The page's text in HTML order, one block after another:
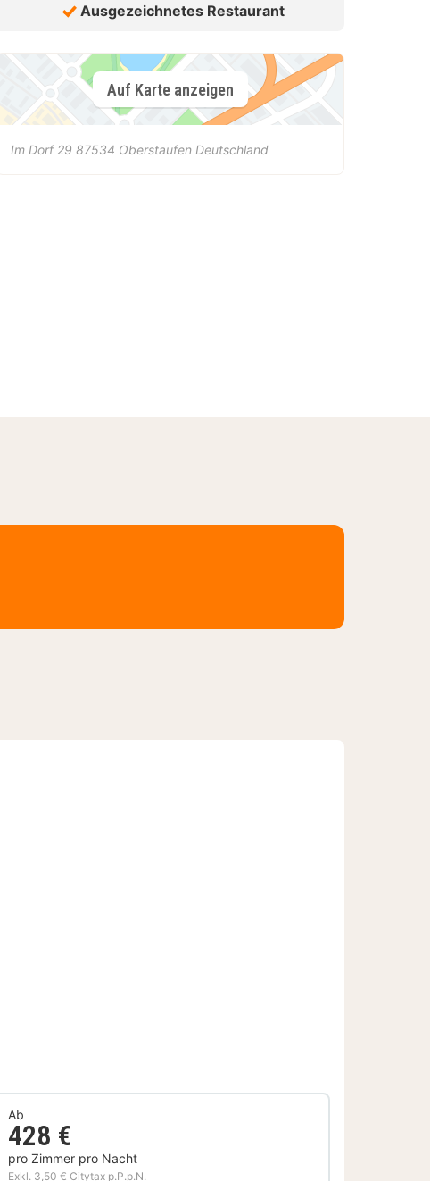
Ausgezeichnetes Restaurant
Auf Karte anzeigen
Im Dorf 29 87534 Oberstaufen Deutschland
Ab
428 €
pro Zimmer pro Nacht
Exkl. 3,50 € Citytax p.P.p.N.